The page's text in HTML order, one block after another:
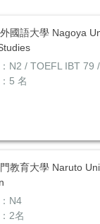
國語大學 Nagoya
N2 / TOEFL IBT 79
5 名
教育大學 Naruto
N4
2名